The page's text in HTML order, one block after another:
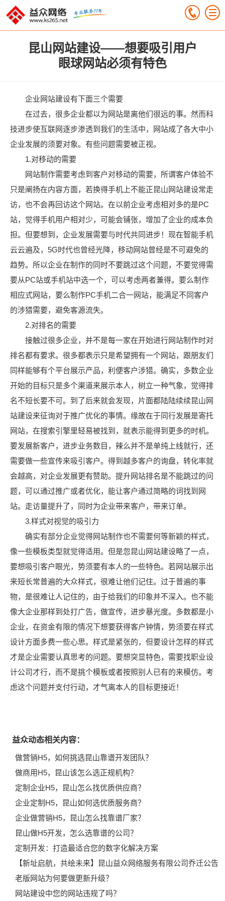
昆山网站建设——想要吸引用户
眼球网站必须有特色
企业网站建设有下面三个需要
在过去，很多企业都以为网站是离他们很远的事。然而科
技进步使互联网逐步渗透到我们的生活中，网站成了各大中小
企业发展的须要对象。有些问题需要被正视。
1.对移动的需要
网站制作需要考虑到客户对移动的需要，所谓客户体验不
只是阐扬在内容方面，若换得手机上不能正昆山网站建设常走
访，也不会再回访这个网站。在以前企业考虑相对多的是PC
站，觉得手机用户相对少，可能会铺张，增加了企业的成本负
担。但要想到，企业发展需要与时代共同进步！现在智能手机
云云遍及，5G时代也曾经光降，移动网站曾经是不可避免的
趋势。所以企业在制作的同时不要跳过这个问题，不要觉得需
要从PC站或手机站中选一个，可以考虑两者兼得。要么制作
相应式网站，要么制作PC手机二合一网站，能满足不同客户
的涉猎需要，避免客源流失。
2.对排名的需要
接触过很多企业，并不是每一家在开始进行网站制作时对
排名都有要求。很多都表示只是希望拥有一个网站，跟朋友们
同样能够有个平台展示产品，利便客户涉猎。确实，多数企业
开始的目标只是多个渠道来展示本人，树立一种气象，觉得排
名不短长要不可。到了后来就会发现，片面都陆陆续续昆山网
站建设来征询对于推广优化的事情。缘故在于同行发展是寄托
网站，在搜索引擎里轻易被找到，就表示能得到更多的时机。
要发展新客户，进步业务数目，辣么并不是单纯上线就行，还
需要做一些宣传来吸引客户。得到越多客户的询盘，转化率就
会越高，对企业发展更有赞助。提升网站排名是不能跳过的问
题，可以通过推广或者优化，能让客户通过简略的词找到网
站。走访量提升了，同时为企业带来客户，带来订单。
3.样式对视觉的吸引力
确实有部分企业觉得网站制作也不需要何等新颖的样式，
像一些模板类型就觉得适用。但是忽昆山网站建设略了一点，
要想吸引客户眼光，势须要有本人的一些特色。若网站展示出
来短长常普遍的大众样式，很难让他们记住。过于普遍的事
物，是很难让人记住的，由于给我们的印象并不深入。也不能
像大企业那样到处打广告，做宣传，进步暴光度。多数都是小
企业，在资金有限的情况下想要获得客户钟情，势须要在样式
设计方面多费一些心思。样式是紧张的，但要设计怎样的样式
才是企业需要认真思考的问题。要想突显特色，需要找职业设
计公司才行，而不是挑个模板或者按照别人已有的来模仿。考
虑这个问题并支付行动，才气离本人的目标更接近！
益众动态相关内容：
做营销H5，如何挑选昆山靠谱开发团队？
做商用H5，昆山该怎么选正规机构？
定制企业H5，昆山怎么找优质供应商？
企业定制H5，昆山如何选优质服务商？
企业做营销H5，昆山怎么找靠谱厂家？
昆山做H5开发，怎么选靠谱的公司？
定制开发：打造最适合您的数字化解决方案
【新址启航，共绘未来】昆山益众网络服务有限公司乔迁公告
老版网站为何要做更新升级？
网站建设中您的网站违规了吗？